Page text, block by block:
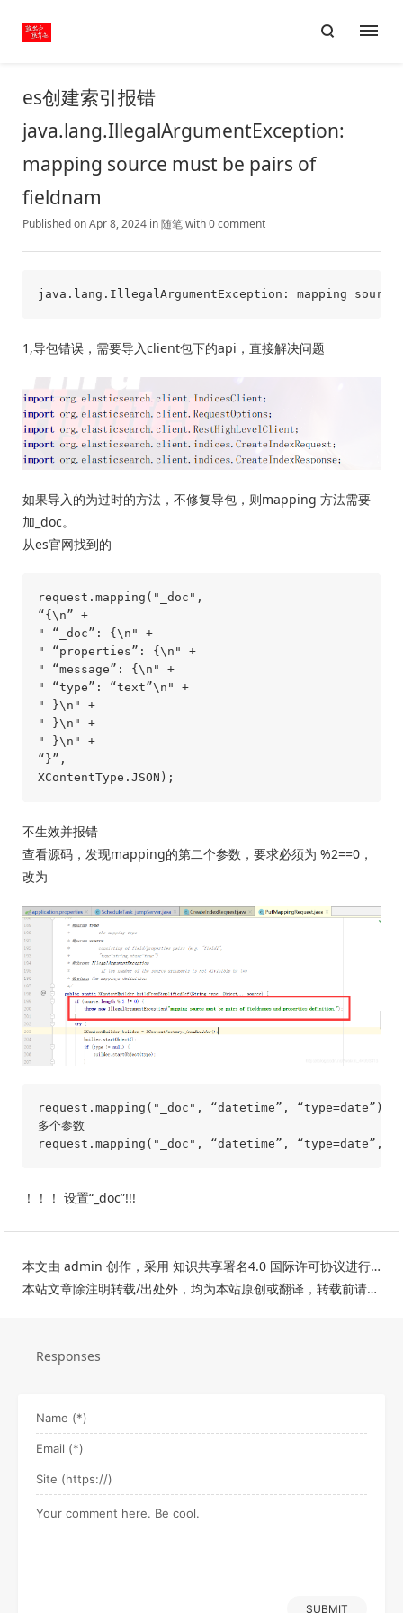
es创建索引报错
java.lang.IllegalArgumentException:
mapping source must be pairs of
fieldnam
Published on Apr 8, 2024 in随笔with0 comment
1,导包错误，需要导入client包下的api，直接解决问题
如果导入的为过时的方法，不修复导包，则mapping 方法需要
加_doc。
从es官网找到的
request.mapping("_doc",
“{\n” +
" “_doc”: {\n" +
" “properties”: {\n" +
" “message”: {\n" +
" “type”: “text”\n" +
" }\n" +
" }\n" +
" }\n" +
“}”,
不生效并报错
查看源码，发现mapping的第二个参数，要求必须为 %2==0，
改为
request.mapping("_doc", “datetime”, “type=date”);
多个参数
！！！ 设置“_doc”!!!
本文由 admin 创作，采用 知识共享署名4.0 国际许可协议进行许可。
本站文章除注明转载/出处外，均为本站原创或翻译，转载前请务必署名。
Responses
SUBMIT